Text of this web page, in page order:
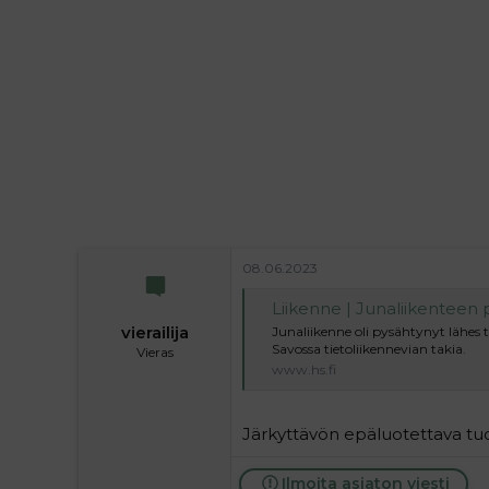
vierailija
Vieras
08.06.2023
Liikenne | Junaliikenteen
Junaliikenne oli pysähtynyt lähes
Savossa tietoliikennevian takia.
www.hs.fi
Järkyttävön epäluotettava
Ilmoita asiaton viesti